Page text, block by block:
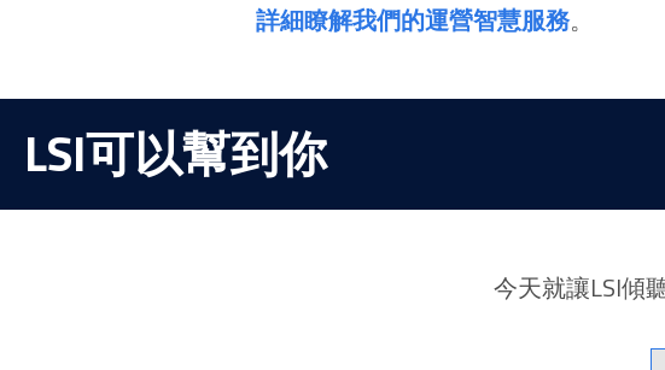
詳細瞭解我們的運營智慧服務。
LSI可以幫到你
今天就讓LSI傾